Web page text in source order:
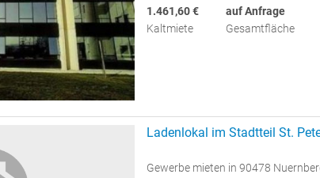
1.461,60 €
Kaltmiete
auf Anfrage
Gesamtfläche
Ladenlokal im Stadtteil St.
Gewerbe mieten in 90478